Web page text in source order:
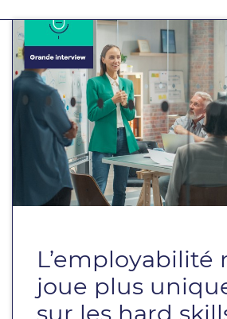
L’employabilité
joue plus
sur les hard